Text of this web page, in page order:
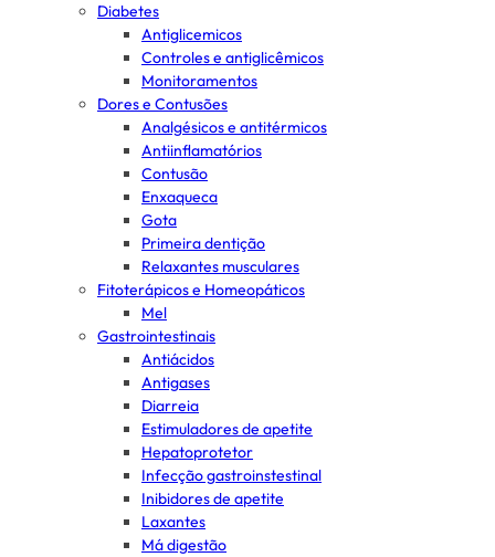
Diabetes
Antiglicemicos
Controles e antiglicêmicos
Monitoramentos
Dores e Contusões
Analgésicos e antitérmicos
Antiinflamatórios
Contusão
Enxaqueca
Gota
Primeira dentição
Relaxantes musculares
Fitoterápicos e Homeopáticos
Mel
Gastrointestinais
Antiácidos
Antigases
Diarreia
Estimuladores de apetite
Hepatoprotetor
Infecção gastroinstestinal
Inibidores de apetite
Laxantes
Má digestão